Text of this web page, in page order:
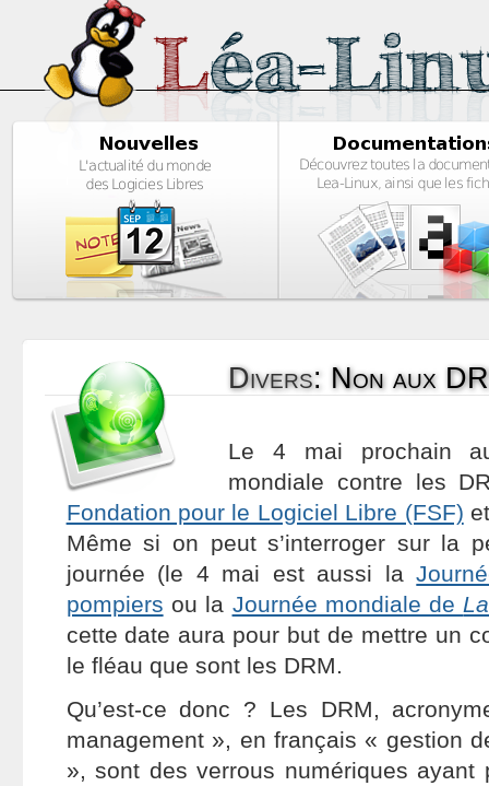
Divers: Non aux
Le 4 mai prochain
mondiale contre les
Fondation pour le Logiciel Libre (FSF)
Même si on peut s’interroger sur la
journée (le 4 mai est aussi la
pompiers ou la Journée mondiale de
cette date aura pour but de mettre un
le fléau que sont les DRM.
Qu’est-ce donc ? Les DRM,
management », en français « gestion
», sont des verrous numériques ayant